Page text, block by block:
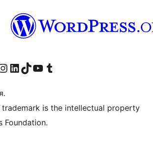
account
старонку на Facebook
наш Instagram
Наведайце нашу старонку ў LinkedIn
Visit our TikTok account
Наведайце наш YouTube каналVisit our Tumblr account
trademark is the intellectual property
Foundation.